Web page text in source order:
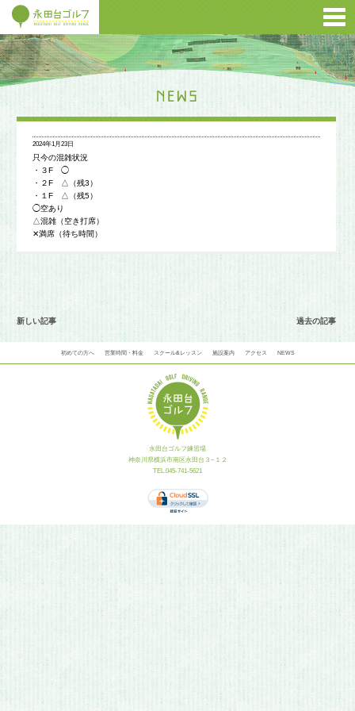
2024年1月23日
只今の混雑状況
・３F ◯
・２F △（残3）
・１F △（残5）
◯空あり
△混雑（空き打席）
✕満席（待ち時間）
新しい記事 過去の記事
初めての方へ 営業時間・料金 スクール&レッスン 施設案内 アクセス NEWS
永田台ゴルフ練習場
神奈川県横浜市南区永田台３−１２
TEL.045-741-5621